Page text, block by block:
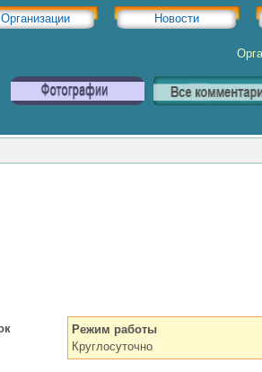
Организации Новости
Режим работы
Круглосуточно